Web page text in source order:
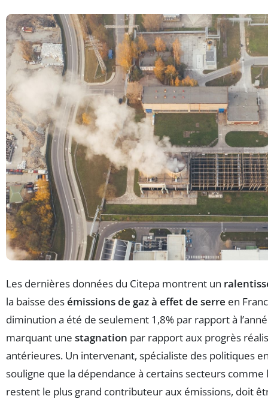
Les dernières données du Citepa montrent un
la baisse desémissions de gaz à effet de serre en
diminution a été de seulement 1,8% par rapport à
marquant une stagnation par rapport aux progrès
antérieures. Un intervenant, spécialiste des politiques
souligne que la dépendance à certains secteurs comme
restent le plus grand contributeur aux émissions, doit